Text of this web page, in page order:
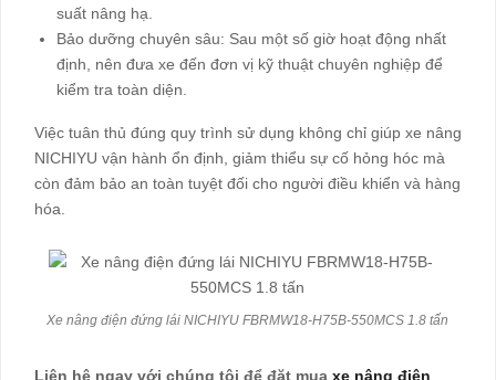
suất nâng hạ.
Bảo dưỡng chuyên sâu: Sau một số giờ hoạt động nhất
định, nên đưa xe đến đơn vị kỹ thuật chuyên nghiệp để
kiểm tra toàn diện.
Việc tuân thủ đúng quy trình sử dụng không chỉ giúp xe nâng
NICHIYU vận hành ổn định, giảm thiểu sự cố hỏng hóc mà
còn đảm bảo an toàn tuyệt đối cho người điều khiển và hàng
hóa.
Xe nâng điện đứng lái NICHIYU FBRMW18-H75B-550MCS 1.8 tấn
Liên hệ ngay với chúng tôi để đặt mua xe nâng điện